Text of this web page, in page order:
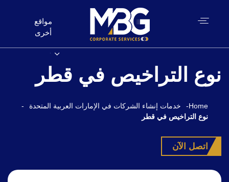
مواقع
أخرى
نوع التراخيص في قطر
Home
- خدمات إنشاء الشركات في الإمارات العربية المتحدة
-
نوع التراخيص في قطر
اتصل الآن